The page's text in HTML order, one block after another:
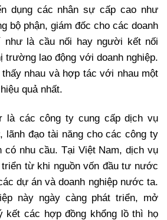
dụng các nhân sự cấp cao như
bộ phận, giám đốc cho các doanh
như là cầu nối hay người kết nối
trường lao động với doanh nghiệp.
nhau và hợp tác với nhau một
quả nhất.
là các công ty cung cấp dịch vụ
lãnh đạo tài năng cho các công ty
có nhu cầu. Tại Việt Nam, dịch vụ
từ khi nguồn vốn đầu tư nước
dự án và doanh nghiệp nước ta.
này ngày càng phát triển, mở
kết các hợp đồng khổng lồ thì họ